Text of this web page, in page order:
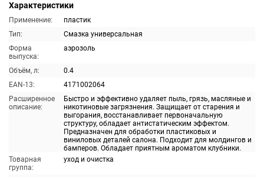
Характеристики
Применение:
пластик
Тип:
Смазка универсальная
Форма
выпуска:
аэрозоль
Объём, л:
0.4
EAN-13:
4171002064
Расширенное
описание:
Быстро и эффективно удаляет пыль, грязь, масляные и
никотиновые загрязнения. Защищает от старения и
выгорания, восстанавливает первоначальную
структуру, обладает антистатическим эффектом.
Предназначен для обработки пластиковых и
виниловых деталей салона. Подходит для молдингов и
бамперов. Обладает приятным ароматом клубники.
Товарная
группа:
уход и очистка